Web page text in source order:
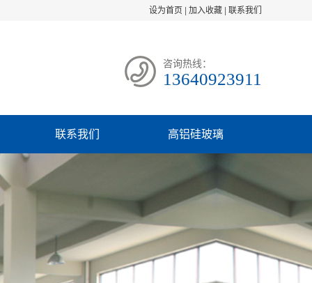
设为首页 加入收藏 联系我们
咨询热线：
13640923911
联系我们 高铝硅玻璃